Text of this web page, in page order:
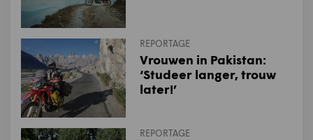
REPORTAGE
Vrouwen in Pakistan:
‘Studeer langer, trouw
later!’
REPORTAGE